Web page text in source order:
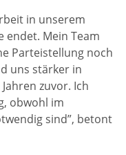
in unserem
endet. Mein Team
Parteistellung noch
uns stärker in
zuvor. Ich
obwohl im
sind”, betont